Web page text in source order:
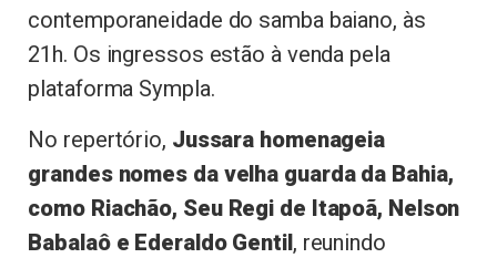
contemporaneidade do samba baiano, às
21h. Os ingressos estão à venda pela
plataforma Sympla.
No repertório, Jussara homenageia
grandes nomes da velha guarda da Bahia,
como Riachão, Seu Regi de Itapoã, Nelson
Babalaô e Ederaldo Gentil, reunindo